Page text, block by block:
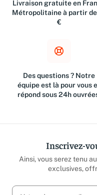
Livraison gratuite en
Métropolitaine à partir de
€
Des questions ? Notre
équipe est là pour vous
répond sous 24h
Inscrivez-
Ainsi, vous serez tenu
exclusives,